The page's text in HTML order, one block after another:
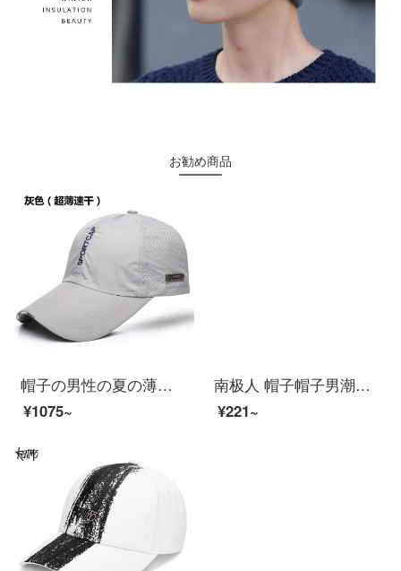
お勧め商品
帽子の男性の夏の薄いタイプの通気性の日よけ帽子韓国版青少年屋外の日よけの速乾帽子の野球帽の薄い灰色（速乾）の帽子の囲い（56-61 cm）は調節することができます。
¥1075~
南极人 帽子帽子男潮流春夏季轻薄透气速干棒球帽遮阳帽户外运动登山跑步防晒帽男女士通用鸭舌帽子 轻薄透气 黑色
¥221~